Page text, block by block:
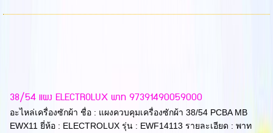
38/54 แผง ELECTROLUX พาท 97391490059000
อะไหล่เครื่องซักผ้า ชื่อ : แผงควบคุมเครื่องซักผ้า 38/54 PCBA MB
EWX11 ยี่ห้อ : ELECTROLUX รุ่น : EWF14113 รายละเอียด : พาท